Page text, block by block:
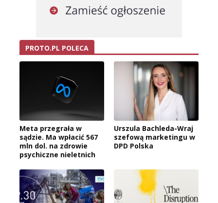
PROTO.PL POLECA
Meta przegrała w
sądzie. Ma wpłacić 567
mln dol. na zdrowie
psychiczne nieletnich
Urszula Bachleda-Wraj
szefową marketingu w
DPD Polska